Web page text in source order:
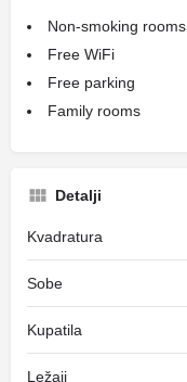
Non-smoking rooms
Free WiFi
Free parking
Family rooms
Detalji
Kvadratura
Sobe
Kupatila
Ležaji